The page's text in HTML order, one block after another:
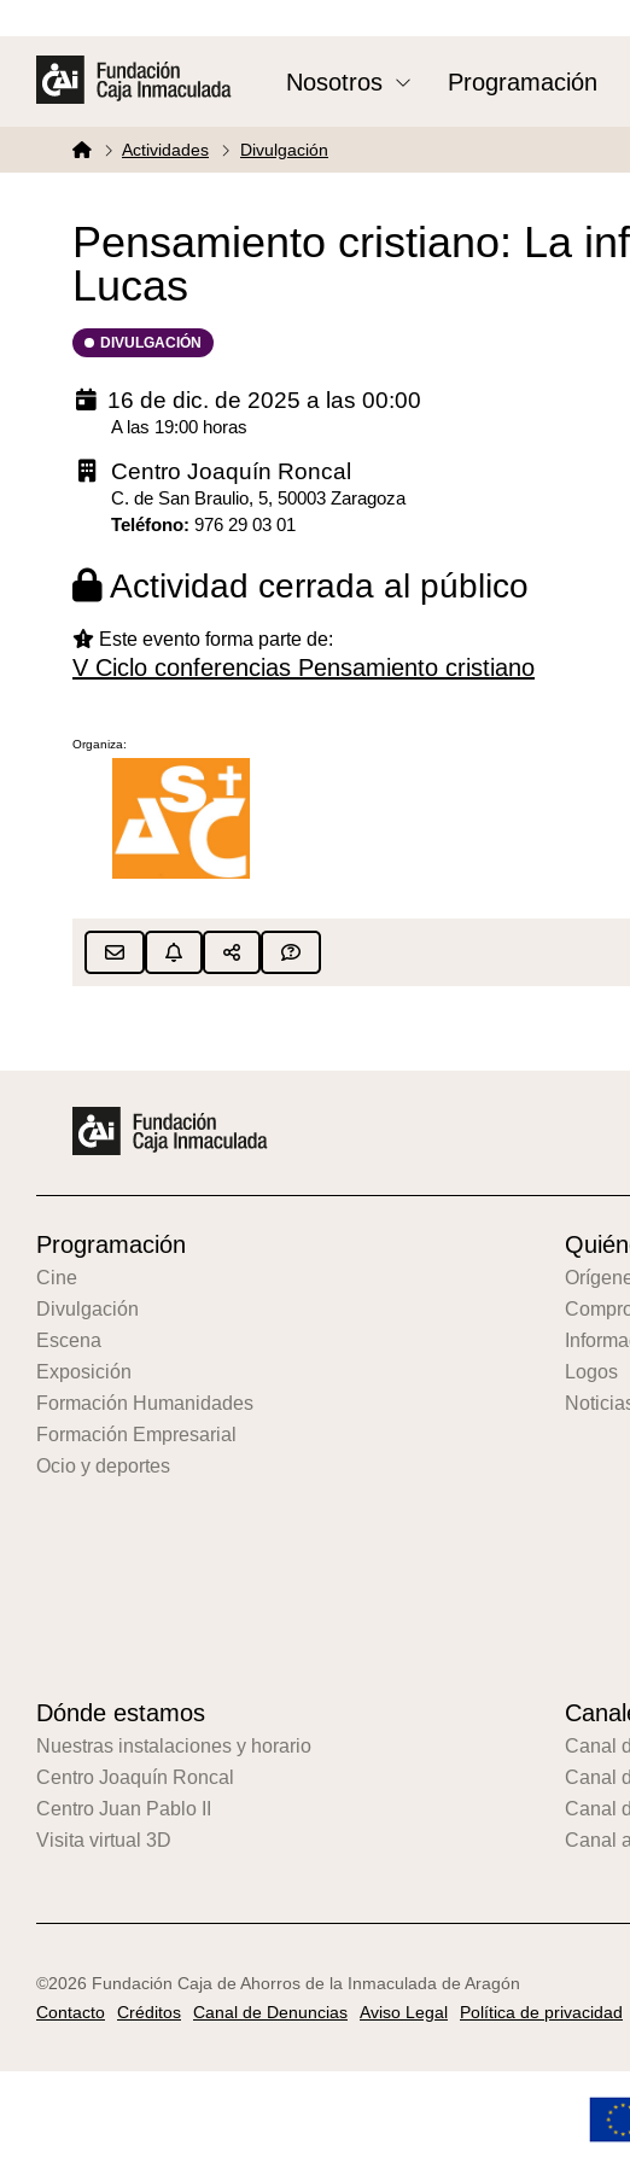
Nosotros Programación
Actividades Divulgación
Pensamiento cristiano: La
Lucas
DIVULGACIÓN
16 de dic. de 2025 a las 00:00
A las 19:00 horas
Centro Joaquín Roncal
C. de San Braulio, 5, 50003 Zaragoza
Teléfono: 976 29 03 01
Actividad cerrada al público
Este evento forma parte de:
V Ciclo conferencias Pensamiento cristiano
Organiza:
Programación
Cine
Divulgación
Escena
Exposición
Formación Humanidades
Formación Empresarial
Ocio y deportes
Logos
Dónde estamos
Nuestras instalaciones y horario
Centro Joaquín Roncal
Centro Juan Pablo II
Visita virtual 3D
Canal
Canal
Canal
Canal
©2026 Fundación Caja de Ahorros de la Inmaculada de Aragón
Contacto
Créditos Canal de Denuncias Aviso Legal Política de privacidad